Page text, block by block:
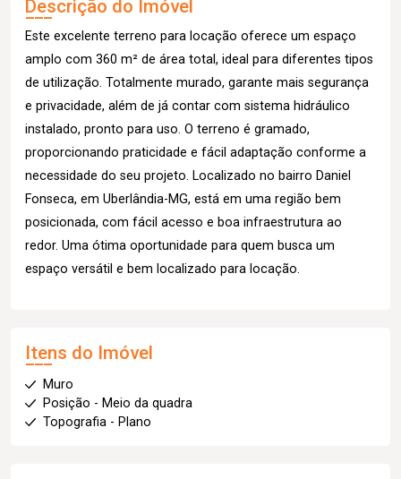
Descrição do Imóvel
Este excelente terreno para locação oferece um espaço
amplo com 360 m² de área total, ideal para diferentes tipos
de utilização. Totalmente murado, garante mais segurança
e privacidade, além de já contar com sistema hidráulico
instalado, pronto para uso. O terreno é gramado,
proporcionando praticidade e fácil adaptação conforme a
necessidade do seu projeto. Localizado no bairro Daniel
Fonseca, em Uberlândia-MG, está em uma região bem
posicionada, com fácil acesso e boa infraestrutura ao
redor. Uma ótima oportunidade para quem busca um
espaço versátil e bem localizado para locação.
Itens do Imóvel
Muro
Posição - Meio da quadra
Topografia - Plano